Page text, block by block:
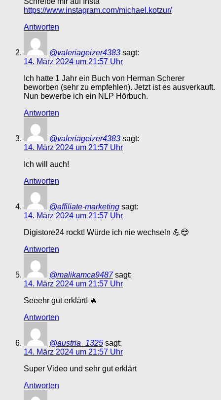
https://www.instagram.com/michael.kotzur/
Antworten
@valeriageizer4383 sagt:
14. März 2024 um 21:57 Uhr
Ich hatte 1 Jahr ein Buch von Herman Scherer
beworben (sehr zu empfehlen). Jetzt ist es ausverkauft.
Nun bewerbe ich ein NLP Hörbuch.
Antworten
@valeriageizer4383 sagt:
14. März 2024 um 21:57 Uhr
Ich will auch!
Antworten
@affiliate-marketing sagt:
14. März 2024 um 21:57 Uhr
Digistore24 rockt! Würde ich nie wechseln 💪😎
Antworten
@malikamca9487 sagt:
14. März 2024 um 21:57 Uhr
Seeehr gut erklärt! 🔥
Antworten
@austria_1325 sagt:
14. März 2024 um 21:57 Uhr
Super Video und sehr gut erklärt
Antworten